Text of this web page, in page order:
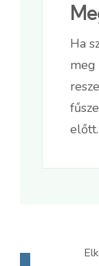
Ha
meg
előtt.